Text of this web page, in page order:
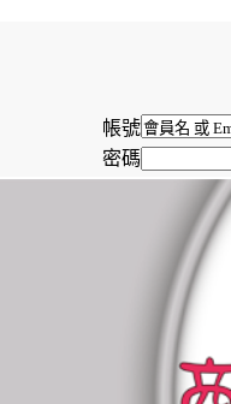
帳號
密碼